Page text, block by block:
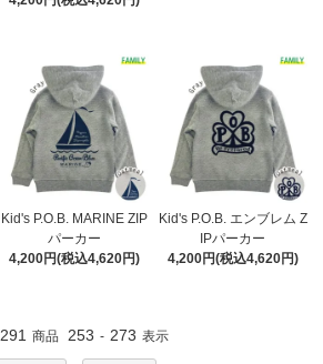
Kid's P.O.B. MARINE ZIP
パーカー
4,200円(税込4,620円)
Kid's P.O.B. エンブレム Z
IPパーカー
4,200円(税込4,620円)
291 商品 253 - 273 表示